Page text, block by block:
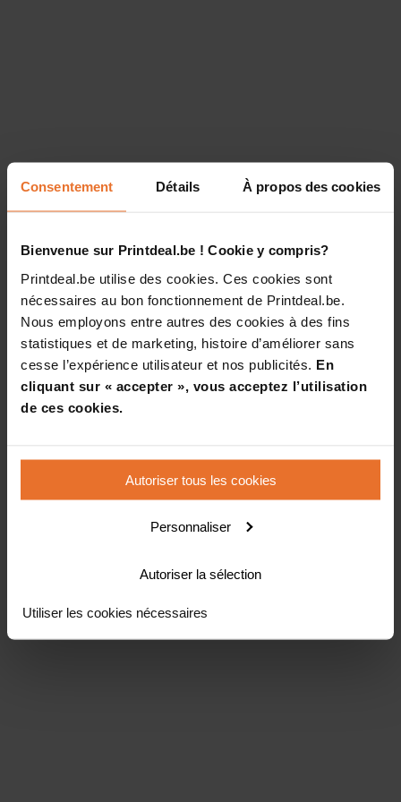
Consentement Détails À propos des cookies
Bienvenue sur Printdeal.be ! Cookie y compris?
Printdeal.be utilise des cookies. Ces cookies sont
nécessaires au bon fonctionnement de Printdeal.be.
Nous employons entre autres des cookies à des fins
statistiques et de marketing, histoire d’améliorer sans
cesse l’expérience utilisateur et nos publicités. En
cliquant sur « accepter », vous acceptez l’utilisation
de ces cookies.
Autoriser tous les cookies
Personnaliser
Autoriser la sélection
Utiliser les cookies nécessaires